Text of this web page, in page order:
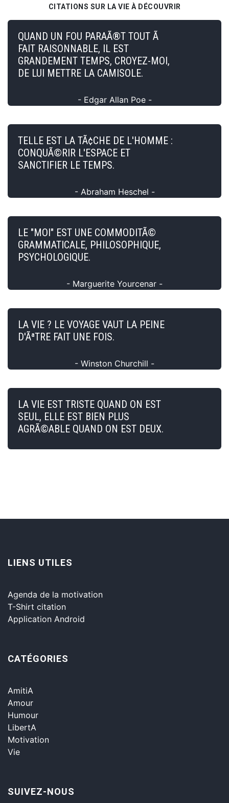
CITATIONS SUR LA VIE À DÉCOUVRIR
QUAND UN FOU PARAÃ®T TOUT Ã
FAIT RAISONNABLE, IL EST
GRANDEMENT TEMPS, CROYEZ-MOI,
DE LUI METTRE LA CAMISOLE.
- Edgar Allan Poe -
TELLE EST LA TÃ¢CHE DE L'HOMME :
CONQUÃ©RIR L'ESPACE ET
SANCTIFIER LE TEMPS.
- Abraham Heschel -
LE "MOI" EST UNE COMMODITÃ©
GRAMMATICALE, PHILOSOPHIQUE,
PSYCHOLOGIQUE.
- Marguerite Yourcenar -
LA VIE ? LE VOYAGE VAUT LA PEINE
D'ÃªTRE FAIT UNE FOIS.
- Winston Churchill -
LA VIE EST TRISTE QUAND ON EST
SEUL, ELLE EST BIEN PLUS
AGRÃ©ABLE QUAND ON EST DEUX.
LIENS UTILES
Agenda de la motivation
T-Shirt citation
Application Android
CATÉGORIES
AmitiA
Amour
Humour
LibertA
Motivation
Vie
SUIVEZ-NOUS